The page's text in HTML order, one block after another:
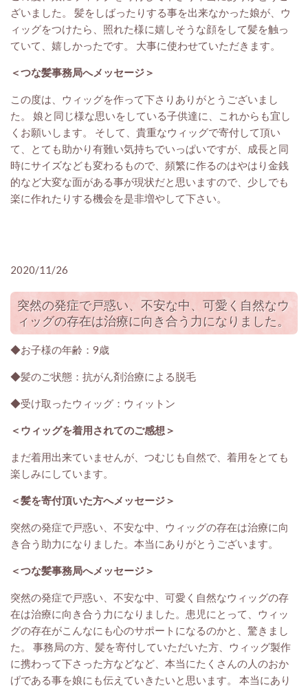
ざいました。 髪をしばったりする事を出来なかった娘が、ウ
ィッグをつけたら、照れた様に嬉しそうな顔をして髪を触っ
ていて、嬉しかったです。 大事に使わせていただきます。
＜つな髪事務局へメッセージ＞
この度は、ウィッグを作って下さりありがとうございまし
た。 娘と同じ様な思いをしている子供達に、これからも宜し
くお願いします。 そして、貴重なウィッグで寄付して頂い
て、とても助かり有難い気持ちでいっぱいですが、成長と同
時にサイズなども変わるもので、頻繁に作るのはやはり金銭
的など大変な面がある事が現状だと思いますので、少しでも
楽に作れたりする機会を是非増やして下さい。
2020/11/26
突然の発症で戸惑い、不安な中、可愛く自然なウ
ィッグの存在は治療に向き合う力になりました。
◆お子様の年齢：9歳
◆髪のご状態：抗がん剤治療による脱毛
◆受け取ったウィッグ：ウィットン
＜ウィッグを着用されてのご感想＞
まだ着用出来ていませんが、つむじも自然で、着用をとても
楽しみにしています。
＜髪を寄付頂いた方へメッセージ＞
突然の発症で戸惑い、不安な中、ウィッグの存在は治療に向
き合う助力になりました。本当にありがとうございます。
＜つな髪事務局へメッセージ＞
突然の発症で戸惑い、不安な中、可愛く自然なウィッグの存
在は治療に向き合う力になりました。患児にとって、ウィッ
グの存在がこんなにも心のサポートになるのかと、驚きまし
た。 事務局の方、髪を寄付していただいた方、ウィッグ製作
に携わって下さった方などなど、本当にたくさんの人のおか
げである事を娘にも伝えていきたいと思います。 本当にあり